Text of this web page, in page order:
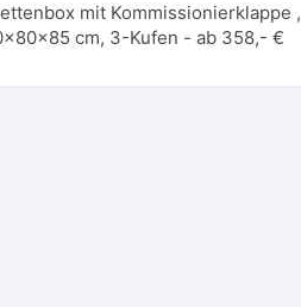
mit Kommissionierklappe ,
cm, 3-Kufen - ab 358,- €